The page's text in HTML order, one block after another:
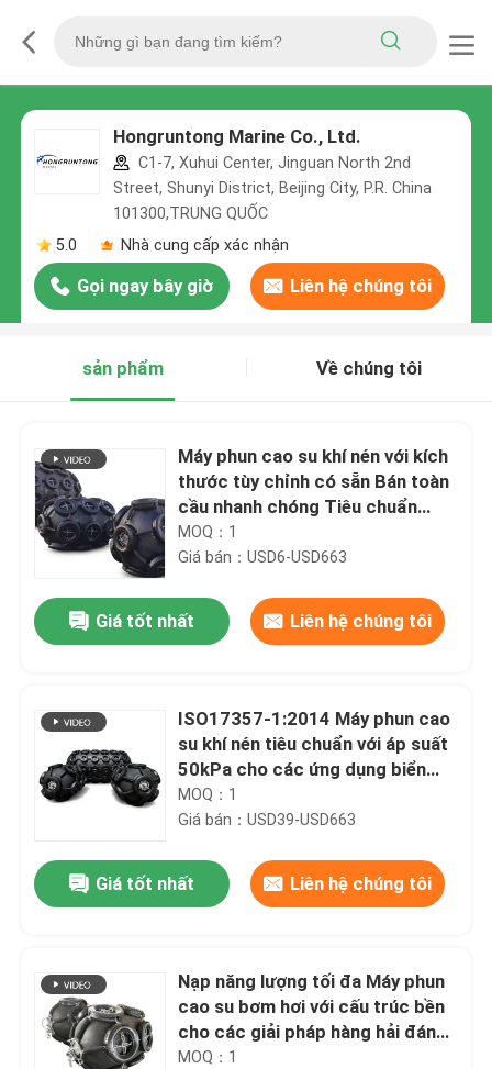
Hongruntong Marine Co., Ltd.
C1-7, Xuhui Center, Jinguan North 2nd
Street, Shunyi District, Beijing City, P.R. China
101300,TRUNG QUỐC
5.0
Nhà cung cấp xác nhận
Gọi ngay bây giờ Liên hệ chúng tôi
sản phẩm Về chúng tôi
Máy phun cao su khí nén với kích
thước tùy chỉnh có sẵn Bán toàn
cầu nhanh chóng Tiêu chuẩn
ISO17357-1:2014
MOQ：1
Giá bán：USD6-USD663
Giá tốt nhất Liên hệ chúng tôi
ISO17357-1:2014 Máy phun cao
su khí nén tiêu chuẩn với áp suất
50kPa cho các ứng dụng biển
chống ăn mòn
MOQ：1
Giá bán：USD39-USD663
Giá tốt nhất Liên hệ chúng tôi
Nạp năng lượng tối đa Máy phun
cao su bơm hơi với cấu trúc bền
cho các giải pháp hàng hải đáng
tin cậy
MOQ：1